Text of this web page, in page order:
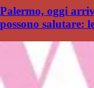
Palermo, oggi
possono salutare: